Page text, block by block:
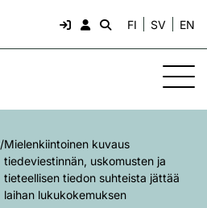
FI SV EN
/Mielenkiintoinen kuvaus
tiedeviestinnän, uskomusten ja
tieteellisen tiedon suhteista jättää
laihan lukukokemuksen